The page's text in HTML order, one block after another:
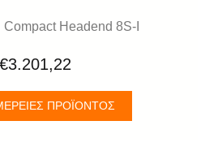
Compact Headend 8S-I
€3.201,22
ΠΡΟΪΌΝΤΟΣ